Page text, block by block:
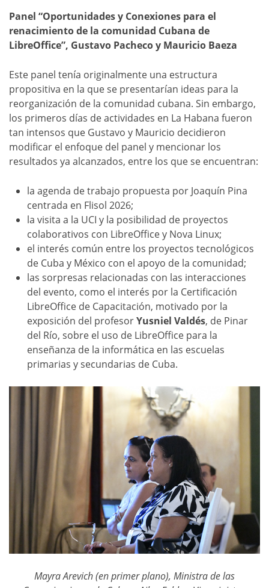
Panel “Oportunidades y Conexiones para el
renacimiento de la comunidad Cubana de
LibreOffice”, Gustavo Pacheco y Mauricio Baeza
Este panel tenía originalmente una estructura
propositiva en la que se presentarían ideas para la
reorganización de la comunidad cubana. Sin embargo,
los primeros días de actividades en La Habana fueron
tan intensos que Gustavo y Mauricio decidieron
modificar el enfoque del panel y mencionar los
resultados ya alcanzados, entre los que se encuentran:
la agenda de trabajo propuesta por Joaquín Pina
centrada en Flisol 2026;
la visita a la UCI y la posibilidad de proyectos
colaborativos con LibreOffice y Nova Linux;
el interés común entre los proyectos tecnológicos
de Cuba y México con el apoyo de la comunidad;
las sorpresas relacionadas con las interacciones
del evento, como el interés por la Certificación
LibreOffice de Capacitación, motivado por la
exposición del profesorYusniel Valdés, de Pinar
del Río, sobre el uso de LibreOffice para la
enseñanza de la informática en las escuelas
primarias y secundarias de Cuba.
Mayra Arevich (en primer plano), Ministra de las